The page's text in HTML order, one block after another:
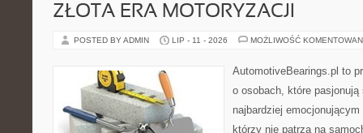
ZŁOTA ERA MOTORYZACJI
POSTED BY ADMIN LIP - 11 - 2026 MOŻLIWOŚĆ
AutomotiveBearings.pl to
o osobach, które
najbardziej
którzy nie patrzą na